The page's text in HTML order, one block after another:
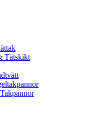
Tätskikt